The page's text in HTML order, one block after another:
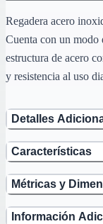
Regadera acero
Cuenta con un modo
estructura de acero
y resistencia al uso
Detalles
Características
Métricas y
Información